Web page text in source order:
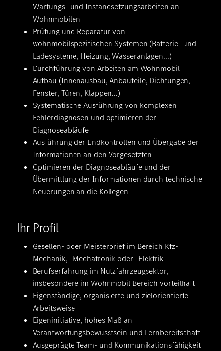
Wartungs- und Instandsetzungsarbeiten an
Wohnmobilen
Prüfung und Reparatur von
wohnmobilspezifischen Systemen (Batterie- und
Ladesysteme, Heizung, Wasseranlagen...)
Durchführung von Arbeiten am Wohnmobil-
Aufbau (Innenausbau, Anbauteile, Dichtungen,
Fenster, Türen, Klappen...)
Systematische Ausführung von komplexen
Fehlerdiagnosen und optimieren der
Diagnoseabläufe
Ausführung der Endkontrollen und Übergabe der
Informationen an den Vorgesetzten
Optimieren der Diagnoseabläufe und der
Übermittlung der Informationen durch technische
Neuerungen an die Kollegen
Ihr Profil
Gesellen- oder Meisterbrief im Bereich Kfz-
Mechanik, -Mechatronik oder -Elektrik
Berufserfahrung im Nutzfahrzeugsektor,
insbesondere im Wohnmobil Bereich vorteilhaft
Eigenständige, organisierte und zielorientierte
Arbeitsweise
Eigeninitiative, hohes Maß an
Verantwortungsbewusstsein und Lernbereitschaft
Ausgeprägte Team- und Kommunikationsfähigkeit